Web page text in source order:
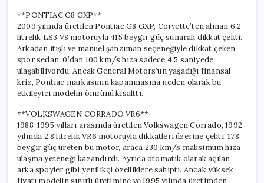
**PONTIAC G8 GXP**
2009 yılında üretilen Pontiac G8 GXP, Corvette’ten alınan 6.2
litrelik LS3 V8 motoruyla 415 beygir güç sunarak dikkat çekti.
Arkadan itişli ve manuel şanzıman seçeneğiyle dikkat çeken
spor sedan, 0’dan 100 km/s hıza sadece 4.5 saniyede
ulaşabiliyordu. Ancak General Motors’un yaşadığı finansal
kriz, Pontiac markasının kapanmasına neden olarak bu
etkileyici modelin ömrünü kısalttı.
**VOLKSWAGEN CORRADO VR6**
1988-1995 yılları arasında üretilen Volkswagen Corrado, 1992
yılında 2.8 litrelik VR6 motoruyla dikkatleri üzerine çekti. 178
beygir güç üreten bu motor, araca 230 km/s maksimum hıza
ulaşma yeteneği kazandırdı. Ayrıca otomatik olarak açılan
arka spoyler gibi yenilikçi özelliklere sahipti. Ancak yüksek
fiyatı modelin sınırlı üretimine ve 1995 yılında üretimden